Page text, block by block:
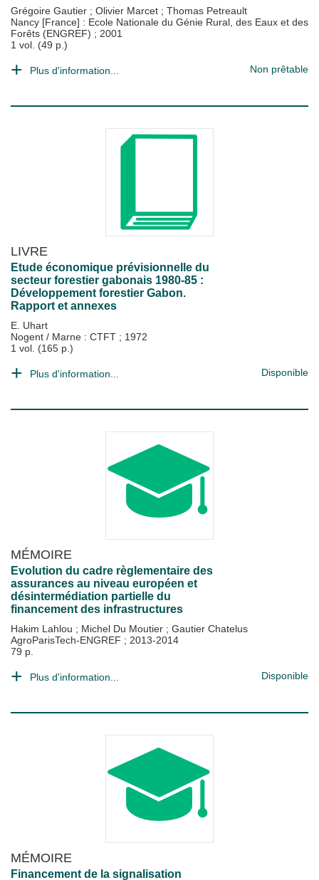
Grégoire Gautier ; Olivier Marcet ; Thomas Petreault
Nancy [France] : Ecole Nationale du Génie Rural, des Eaux et des
Forêts (ENGREF) ; 2001
1 vol. (49 p.)
Plus d'information... Non prêtable
LIVRE
Etude économique prévisionnelle du
secteur forestier gabonais 1980-85 :
Développement forestier Gabon.
Rapport et annexes
E. Uhart
Nogent / Marne : CTFT ; 1972
1 vol. (165 p.)
Plus d'information... Disponible
MÉMOIRE
Evolution du cadre règlementaire des
assurances au niveau européen et
désintermédiation partielle du
financement des infrastructures
Hakim Lahlou ; Michel Du Moutier ; Gautier Chatelus
AgroParisTech-ENGREF ; 2013-2014
79 p.
Plus d'information... Disponible
MÉMOIRE
Financement de la signalisation